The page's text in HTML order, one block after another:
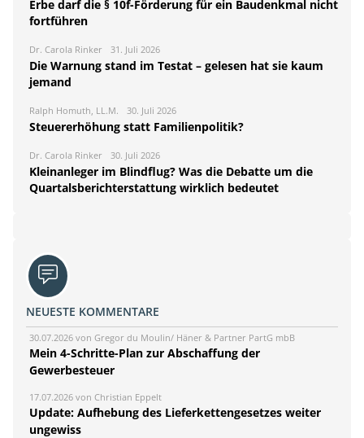
Erbe darf die § 10f-Förderung für ein Baudenkmal nicht
fortführen
Dr. Carola Rinker 31. Juli 2026
Die Warnung stand im Testat – gelesen hat sie kaum
jemand
Ralph Homuth, LL.M. 30. Juli 2026
Steuererhöhung statt Familienpolitik?
Dr. Carola Rinker 30. Juli 2026
Kleinanleger im Blindflug? Was die Debatte um die
Quartalsberichterstattung wirklich bedeutet
NEUESTE KOMMENTARE
30.07.2026 von Gregor du Moulin/ Häner & Partner PartG mbB
Mein 4-Schritte-Plan zur Abschaffung der
Gewerbesteuer
17.07.2026 von Christian Eppelt
Update: Aufhebung des Lieferkettengesetzes weiter
ungewiss